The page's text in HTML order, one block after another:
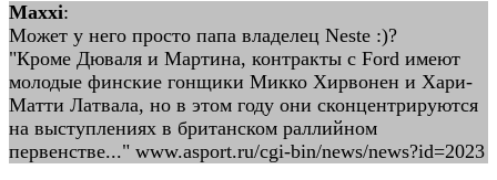
Maxxi:
Может у него просто папа владелец Neste :)?
"Кроме Дюваля и Мартина, контракты с Ford имеют
молодые финские гонщики Микко Хирвонен и Хари-
Матти Латвала, но в этом году они сконцентрируются
на выступлениях в британском раллийном
первенстве..." www.asport.ru/cgi-bin/news/news?id=2023